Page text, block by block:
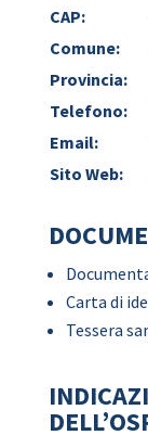
CAP:
Comune:
Provincia:
Telefono:
Email:
Sito Web:
Carta di
Tessera